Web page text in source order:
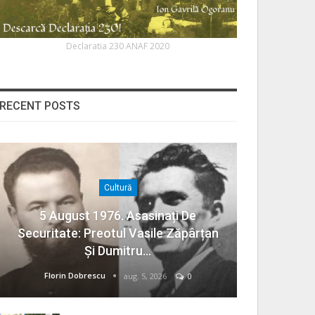
Declaratia 230 ANAF 2020
POSTS
Cultură
5 August 1976. Asasinați De
Securitate: Preotul Vasile Zăpârțan
Și Dumitru…
Florin Dobrescu aug. 5, 2026 0